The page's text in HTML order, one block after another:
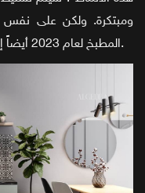
ومبتكرة. ولكن على نفس
المطبخ لعام 2023 أيضاً إلى تفضيل التصاميم البسيطة والمتكاملة.